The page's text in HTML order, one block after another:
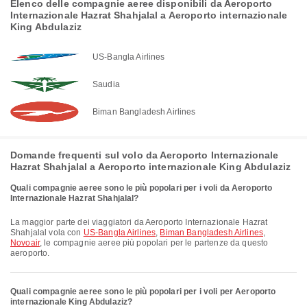
Elenco delle compagnie aeree disponibili da Aeroporto
Internazionale Hazrat Shahjalal a Aeroporto internazionale
King Abdulaziz
US-Bangla Airlines
Saudia
Biman Bangladesh Airlines
Domande frequenti sul volo da Aeroporto Internazionale
Hazrat Shahjalal a Aeroporto internazionale King Abdulaziz
Quali compagnie aeree sono le più popolari per i voli da Aeroporto
Internazionale Hazrat Shahjalal?
La maggior parte dei viaggiatori da Aeroporto Internazionale Hazrat
Shahjalal vola con US-Bangla Airlines, Biman Bangladesh Airlines,
Novoair, le compagnie aeree più popolari per le partenze da questo
aeroporto.
Quali compagnie aeree sono le più popolari per i voli per Aeroporto
internazionale King Abdulaziz?